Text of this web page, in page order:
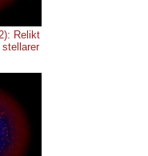
Relikt